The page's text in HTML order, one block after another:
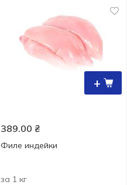
+
389.00 ₴
Филе индейки
за 1 кг